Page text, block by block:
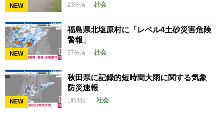
NEW 23分前 社会
NEW
福島県北塩原村に「レベル4土砂災害危険
警報」
37分前 社会
NEW
秋田県に記録的短時間大雨に関する気象
防災速報
1時間前 社会